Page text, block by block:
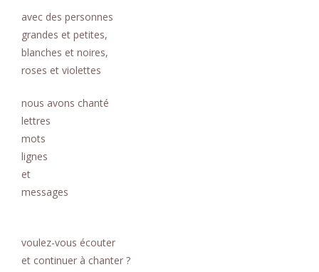
avec des personnes
grandes et petites,
blanches et noires,
roses et violettes
nous avons chanté
lettres
mots
lignes
et
messages
voulez-vous écouter
et continuer à chanter ?